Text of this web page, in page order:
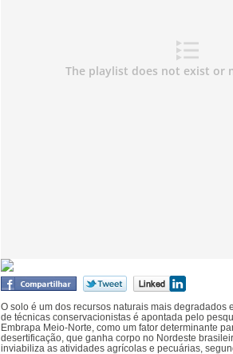
O solo é um dos recursos naturais mais degradados
de técnicas conservacionistas é apontada pelo
Embrapa Meio-Norte, como um fator determinante
desertificação, que ganha corpo no Nordeste
inviabiliza as atividades agrícolas e pecuárias,